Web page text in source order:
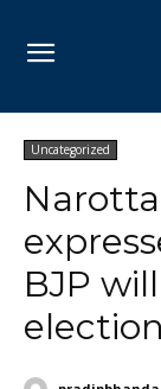
Uncategorized
BJP